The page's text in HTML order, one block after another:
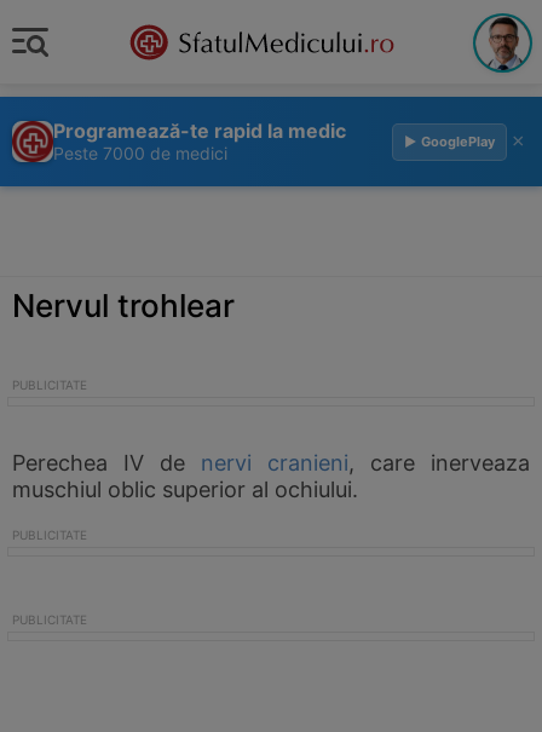
Programează-te rapid la medic
Peste 7000 de medici
▶ GooglePlay ×
Nervul trohlear
Perechea IV de nervi cranieni, care inerveaza
muschiul oblic superior al ochiului.